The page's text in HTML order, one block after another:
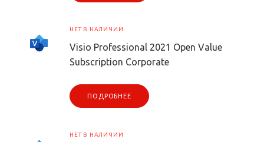
НЕТ В НАЛИЧИИ
Visio Professional 2021 Open Value
Subscription Corporate
ПОДРОБНЕЕ
НЕТ В НАЛИЧИИ